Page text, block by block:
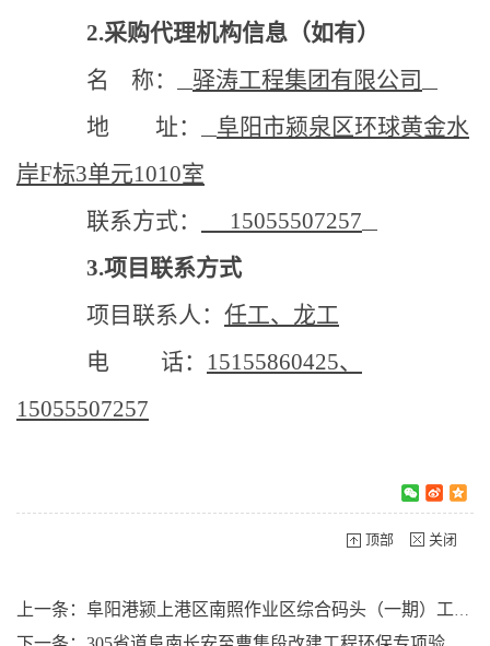
2.采购代理机构信息（如有）
名
称：
驿涛工程集团有限公司
地 址：
阜阳市颍泉区环球黄金水
岸F标3单元1010室
联系方式：
15055507257
3.项目联系方式
项目联系人： 任工、龙工
电
话： 15155860425、
15055507257
顶部 关闭